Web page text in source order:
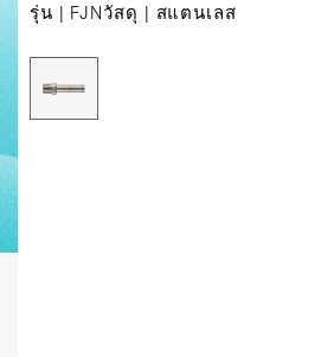
รุ่น | FJN วัสดุ | สแตนเลส